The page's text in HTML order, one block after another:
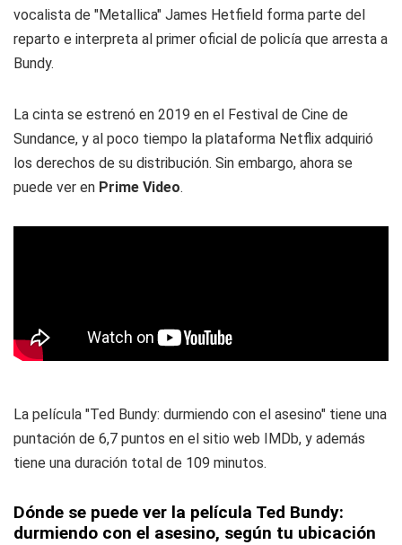
vocalista de "Metallica" James Hetfield forma parte del
reparto e interpreta al primer oficial de policía que arresta a
Bundy.
La cinta se estrenó en 2019 en el Festival de Cine de
Sundance, y al poco tiempo la plataforma Netflix adquirió
los derechos de su distribución. Sin embargo, ahora se
puede ver en Prime Video.
La película "Ted Bundy: durmiendo con el asesino" tiene una
puntación de 6,7 puntos en el sitio web IMDb, y además
tiene una duración total de 109 minutos.
Dónde se puede ver la película Ted Bundy:
durmiendo con el asesino, según tu ubicación